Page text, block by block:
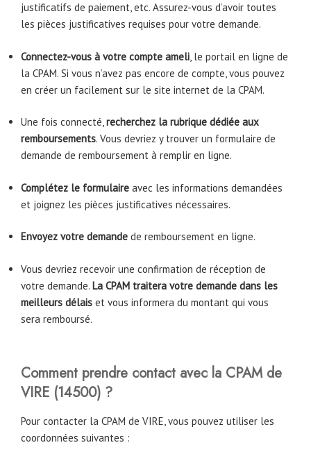
justificatifs de paiement, etc. Assurez-vous d’avoir toutes
les pièces justificatives requises pour votre demande.
Connectez-vous à votre compte ameli , le portail en ligne de
la CPAM. Si vous n’avez pas encore de compte, vous pouvez
en créer un facilement sur le site internet de la CPAM.
Une fois connecté,recherchez la rubrique dédiée aux
remboursements. Vous devriez y trouver un formulaire de
demande de remboursement à remplir en ligne.
Complétez le formulaire avec les informations demandées
et joignez les pièces justificatives nécessaires.
Envoyez votre demande de remboursement en ligne.
Vous devriez recevoir une confirmation de réception de
votre demande. La CPAM traitera votre demande dans les
meilleurs délais et vous informera du montant qui vous
sera remboursé.
Comment prendre contact avec la CPAM de
VIRE (14500) ?
Pour contacter la CPAM de VIRE, vous pouvez utiliser les
coordonnées suivantes :